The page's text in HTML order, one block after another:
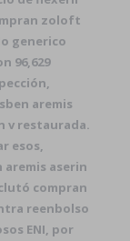
zoloft
generico
96,629
aremis
v restaurada.
esos,
aserin
compran
reenbolso
ENI, por